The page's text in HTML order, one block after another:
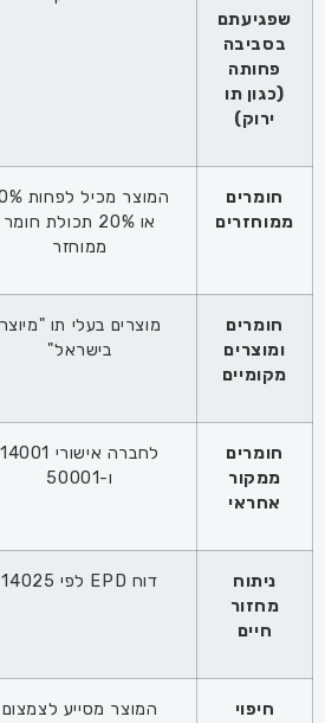
שפגיעתם
בסביבה
פחותה
(כגון תו
ירוק)
חומרים
ממוחזרים
המוצר מכיל
או 20% תכולת חומר
ממוחזר
חומרים
ומוצרים
מקומיים
מוצרים בעלי תו "מיוצר
בישראל"
חומרים
ממקור
אחראי
לחברה אישורי 14001
ו-50001
ניתוח
מחזור
חיים
דוח EPD לפי 14025
חיפוי
המוצר מסייע לצמצום